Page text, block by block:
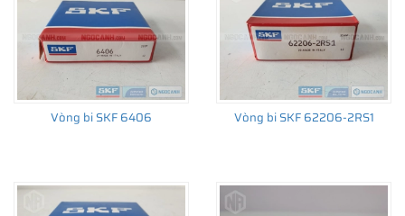
Vòng bi SKF 6406 Vòng bi SKF 62206-2RS1